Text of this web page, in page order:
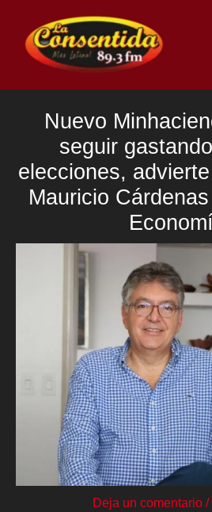
contenido
Nuevo
seguir
elecciones,
Mauricio Cárdenas
Deja un comentario /